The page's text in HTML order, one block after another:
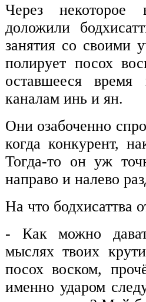
Через некоторое
доложили
занятия со своими
полирует посох
оставшееся
каналам инь и ян.
Они озабоченно
когда конкурент,
Тогда-то он уж
направо и налево
На что бодхисаттва
- Как можно
мыслях твоих
посох воском,
именно ударом